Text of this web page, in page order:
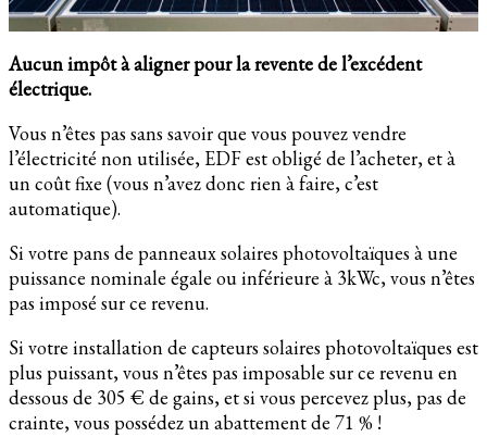
Aucun impôt à aligner pour la revente de l’excédent
électrique.
Vous n’êtes pas sans savoir que vous pouvez vendre
l’électricité non utilisée, EDF est obligé de l’acheter, et à
un coût fixe (vous n’avez donc rien à faire, c’est
automatique).
Si votre pans de panneaux solaires photovoltaïques à une
puissance nominale égale ou inférieure à 3kWc, vous n’êtes
pas imposé sur ce revenu.
Si votre installation de capteurs solaires photovoltaïques est
plus puissant, vous n’êtes pas imposable sur ce revenu en
dessous de 305 € de gains, et si vous percevez plus, pas de
crainte, vous possédez un abattement de 71 % !